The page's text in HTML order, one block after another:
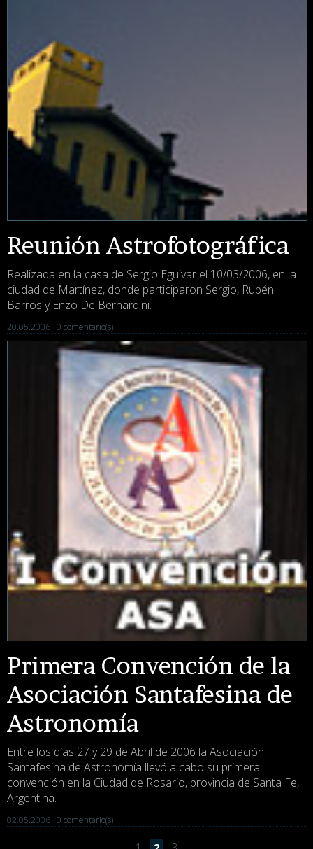
Reunión Astrofotográfica
Realizada en la casa de Sergio Eguivar el 10/03/2006, en la
ciudad de Martínez, donde participaron Sergio, Rubén
Barros y Enzo De Bernardini.
20.05.2006 · 0 comentario(s)
Primera Convención de la
Asociación Santafesina de
Astronomía
Entre los días 27 y 29 de Abril de 2006 la Asociación
Santafesina de Astronomía llevó a cabo su primera
convención en la Ciudad de Rosario, provincia de Santa Fe,
Argentina.
02.05.2006 · 0 comentario(s)